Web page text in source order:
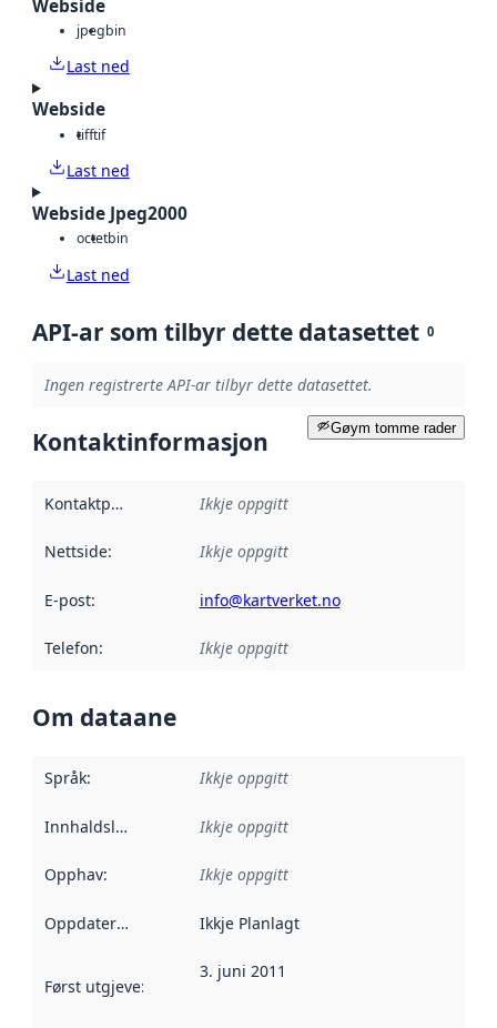
Webside
jpegbin
Last ned
Webside
tifftif
Last ned
Webside Jpeg2000
octetbin
Last ned
API-ar som tilbyr dette datasettet 0
Ingen registrerte API-ar tilbyr dette datasettet.
Gøym tomme rader
Kontaktinformasjon
Kontaktpunkt Ikkje oppgitt
Nettside: Ikkje oppgitt
E-post: info@kartverket.no
Telefon: Ikkje oppgitt
Om dataane
Språk: Ikkje oppgitt
Innhaldsleverandørar :
Ikkje oppgitt
Opphav: Ikkje oppgitt
Oppdateringsfrekvens :
Ikkje Planlagt
Først utgjeve: Denne datoen seier når dataa i dette
3. juni 2011